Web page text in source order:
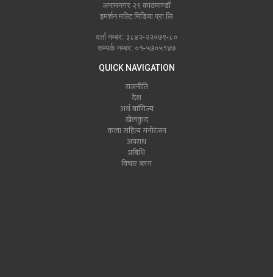
अनामनगर २९ काठमाण्डौं
इमर्शन मल्टि मिडिया प्रा लि
दर्ता नम्बर: ३८४२-२२०७९-८०
सम्पर्क नम्बर: ०१-५७०५१४७
QUICK NAVIGATION
राजनीति
देश
अर्थ बाणिज्य
खेलकुद
कला सहित्य मनोरंजन
अपराध
प्रबिधि
विचार ब्लग